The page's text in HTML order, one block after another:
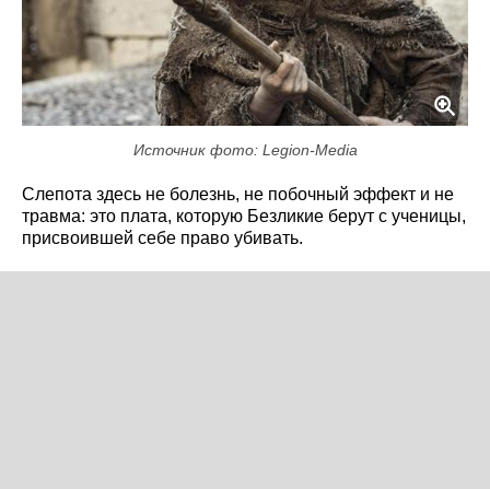
Источник фото: Legion-Media
Слепота здесь не болезнь, не побочный эффект и не
травма: это плата, которую Безликие берут с ученицы,
присвоившей себе право убивать.